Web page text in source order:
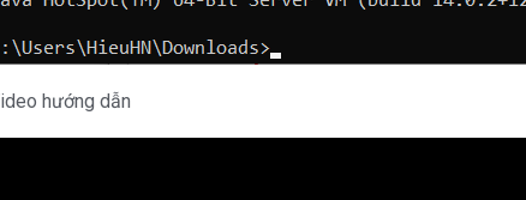
hướng dẫn